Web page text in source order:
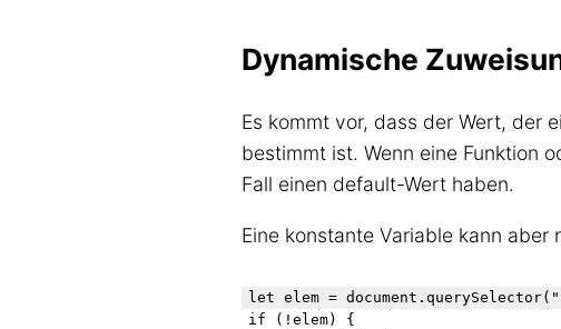
Dynamische
Es kommt vor, dass der Wert, der
bestimmt ist. Wenn eine Funktion
Fall einen default-Wert haben.
Eine konstante Variable kann
let elem =
if (!elem) {